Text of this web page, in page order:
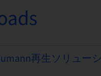
再生ソリュ